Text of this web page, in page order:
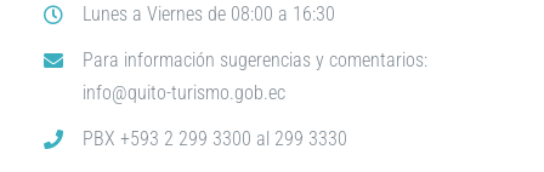
Lunes a Viernes de 08:00 a 16:30
Para información sugerencias y comentarios:
info@quito-turismo.gob.ec
PBX +593 2 299 3300 al 299 3330